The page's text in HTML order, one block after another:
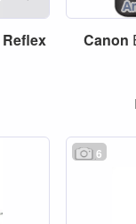
Reflex Canon
6